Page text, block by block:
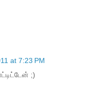
at 7:23 PM
;)